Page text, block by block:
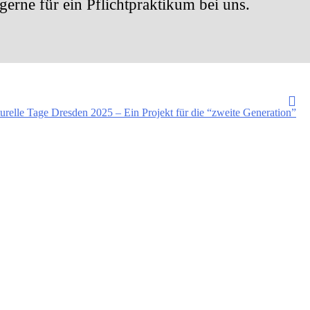
für ein Pflichtpraktikum bei uns.
Tage Dresden 2025 – Ein Projekt für die “zweite Generation”